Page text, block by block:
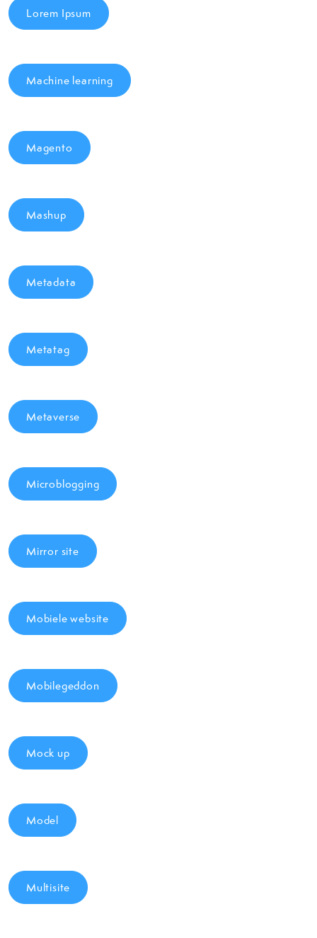
Lorem Ipsum
Machine learning
Magento
Mashup
Metadata
Metatag
Metaverse
Microblogging
Mirror site
Mobiele website
Mobilegeddon
Mock up
Model
Multisite